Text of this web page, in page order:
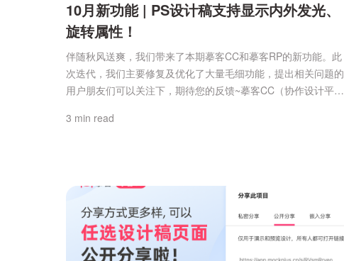
10月新功能 | PS设计稿支持显示内外发光、
旋转属性！
伴随秋风送爽，我们带来了本期摹客CC和摹客RP的新功能。此
次迭代，我们主要修复及优化了大量毛细功能，提出相关问题的
用户朋友们可以关注下，期待您的反馈~摹客CC（协作设计平
光、内发光、旋转属性。通过PS插件上传设计稿到摹客CC，PS
3 min read